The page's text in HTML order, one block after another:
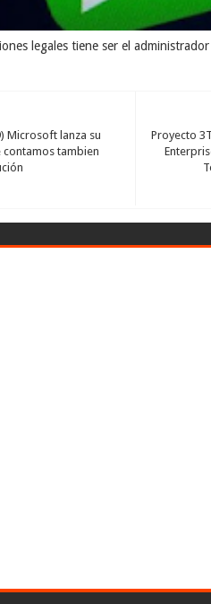
legales tiene ser el
Proyecto
Microsoft lanza su
tambien